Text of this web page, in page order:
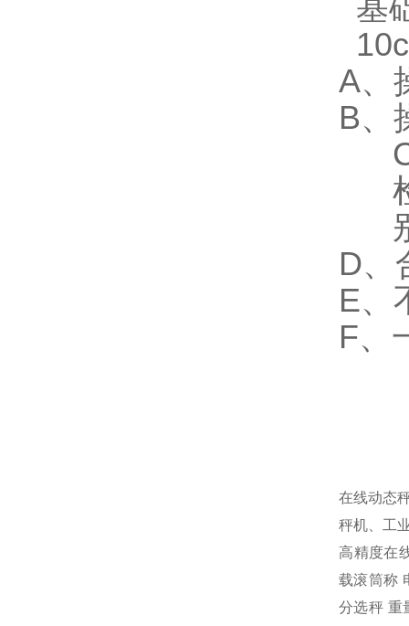
基
A、
B、
D
E、
F、
在线动态
秤机、工
高精度在
载滚筒称
分选秤 重